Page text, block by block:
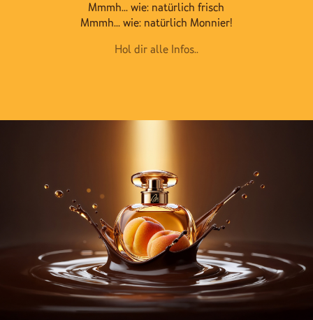
Mmmh... wie: natürlich frisch
Mmmh...wie: natürlich Monnier!
Hol dir alle Infos..